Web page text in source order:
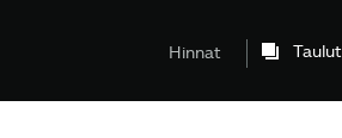
Hinnat Taulut